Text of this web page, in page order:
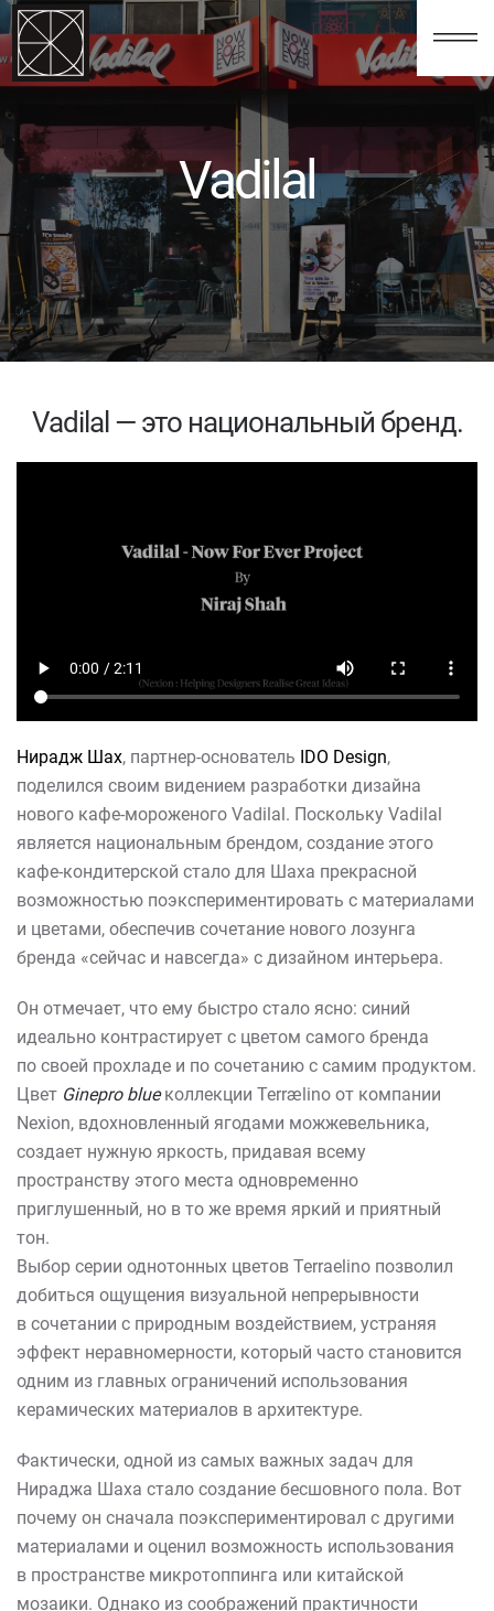
123
Vadilal
Vadilal — это национальный бренд.
Нирадж Шах, партнер-основатель IDO Design,
поделился своим видением разработки дизайна
нового кафе-мороженого Vadilal. Поскольку Vadilal
является национальным брендом, создание этого
кафе-кондитерской стало для Шаха прекрасной
возможностью поэкспериментировать с материалами
и цветами, обеспечив сочетание нового лозунга
бренда «сейчас и навсегда» с дизайном интерьера.
Он отмечает, что ему быстро стало ясно: синий
идеально контрастирует с цветом самого бренда
по своей прохладе и по сочетанию с самим продуктом.
Цвет Ginepro blueколлекции Terrælino от компании
Nexion, вдохновленный ягодами можжевельника,
создает нужную яркость, придавая всему
пространству этого места одновременно
приглушенный, но в то же время яркий и приятный
тон.
Выбор серии однотонных цветов Terraelino позволил
добиться ощущения визуальной непрерывности
в сочетании с природным воздействием, устраняя
эффект неравномерности, который часто становится
одним из главных ограничений использования
керамических материалов в архитектуре.
Фактически, одной из самых важных задач для
Нираджа Шаха стало создание бесшовного пола. Вот
почему он сначала поэкспериментировал с другими
материалами и оценил возможность использования
в пространстве микротоппинга или китайской
мозаики. Однако из соображений практичности